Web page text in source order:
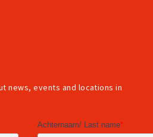
news, events and locations in